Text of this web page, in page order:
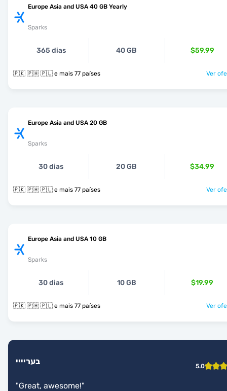
Europe Asia and USA 40 GB Yearly
Sparks
365 dias 40 GB $59.99
🇵🇰 🇵🇭 🇵🇱 e mais 77 países Ver
Europe Asia and USA 20 GB
Sparks
30 dias 20 GB $34.99
🇵🇰 🇵🇭 🇵🇱 e mais 77 países Ver
Europe Asia and USA 10 GB
Sparks
30 dias 10 GB $19.99
🇵🇰 🇵🇭 🇵🇱 e mais 77 países Ver
בעריייי 5.0
"Great, awesome!"